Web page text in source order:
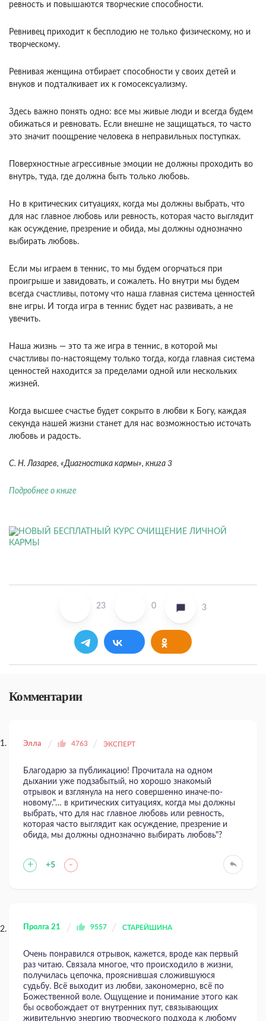
ревность и повышаются творческие способности.
Ревнивец приходит к бесплодию не только физическому, но и
творческому.
Ревнивая женщина отбирает способности у своих детей и
внуков и подталкивает их к гомосексуализму.
Здесь важно понять одно: все мы живые люди и всегда будем
обижаться и ревновать. Если внешне не защищаться, то часто
это значит поощрение человека в неправильных поступках.
Поверхностные агрессивные эмоции не должны проходить во
внутрь, туда, где должна быть только любовь.
Но в критических ситуациях, когда мы должны выбрать, что
для нас главное любовь или ревность, которая часто выглядит
как осуждение, презрение и обида, мы должны однозначно
выбирать любовь.
Если мы играем в теннис, то мы будем огорчаться при
проигрыше и завидовать, и сожалеть. Но внутри мы будем
всегда счастливы, потому что наша главная система ценностей
вне игры. И тогда игра в теннис будет нас развивать, а не
увечить.
Наша жизнь — это та же игра в теннис, в которой мы
счастливы по-настоящему только тогда, когда главная система
ценностей находится за пределами одной или нескольких
жизней.
Когда высшее счастье будет сокрыто в любви к Богу, каждая
секунда нашей жизни станет для нас возможностью источать
любовь и радость.
С. Н. Лазарев, «Диагностика кармы», книга 3
Подробнее о книге
23 0 3
Комментарии
Элла 4763 ЭКСПЕРТ
Благодарю за публикацию! Прочитала на одном
дыхании уже подзабытый, но хорошо знакомый
отрывок и взглянула на него совершенно иначе-по-
новому."… в критических ситуациях, когда мы должны
выбрать, что для нас главное любовь или ревность,
которая часто выглядит как осуждение, презрение и
обида, мы должны однозначно выбирать любовь"?
+ +5 -
Пролга 21 9557 СТАРЕЙШИНА
Очень понравился отрывок, кажется, вроде как первый
раз читаю. Связала многое, что происходило в жизни,
получилась цепочка, прояснившая сложившуюся
судьбу. Всё выходит из любви, закономерно, всё по
Божественной воле. Ощущение и понимание этого как
бы освобождает от внутренних пут, связывающих
живительную энергию творческого подхода к любому